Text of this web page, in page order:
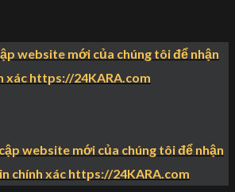
website mới của chúng tôi để nhận
xác https://24KARA.com
website mới của chúng tôi để nhận
chính xác https://24KARA.com